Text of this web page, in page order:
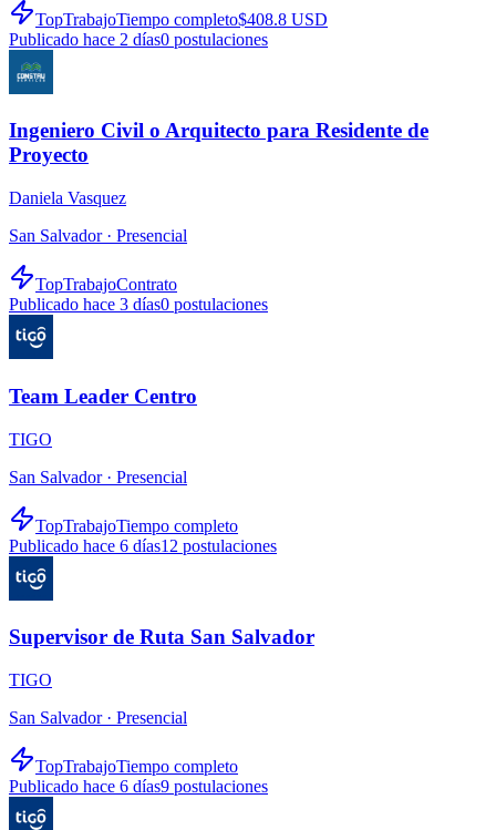
TopTrabajoTiempo completo$408.8 USD
Publicado hace 2 días0 postulaciones
Ingeniero Civil o Arquitecto para Residente de
Proyecto
Daniela Vasquez
San Salvador · Presencial
TopTrabajoContrato
Publicado hace 3 días0 postulaciones
Team Leader Centro
TIGO
San Salvador · Presencial
TopTrabajoTiempo completo
Publicado hace 6 días12 postulaciones
Supervisor de Ruta San Salvador
TIGO
San Salvador · Presencial
TopTrabajoTiempo completo
Publicado hace 6 días9 postulaciones